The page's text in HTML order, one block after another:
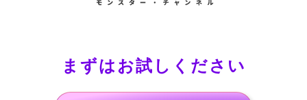
まずはお試しください